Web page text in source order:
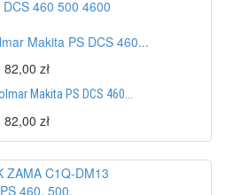
Makita PS DCS 460...
82,00 zł
Makita PS DCS 460...
82,00 zł